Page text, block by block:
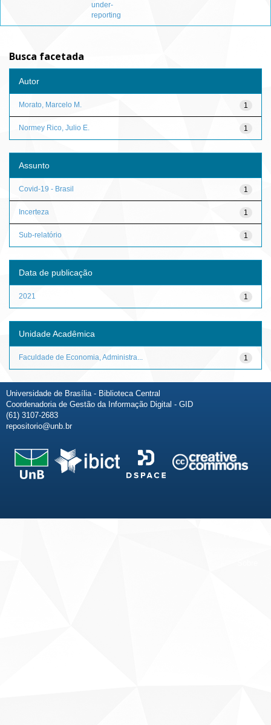
under-
reporting
Busca facetada
Autor
1
Morato, Marcelo M.
1
Normey Rico, Julio E.
Assunto
1
Covid-19 - Brasil
1
Incerteza
1
Sub-relatório
Data de publicação
1
2021
Unidade Acadêmica
1
Faculdade de Economia, Administra...
Universidade de Brasília - Biblioteca Central
Coordenadoria de Gestão da Informação Digital - GID
(61) 3107-2683
repositorio@unb.br